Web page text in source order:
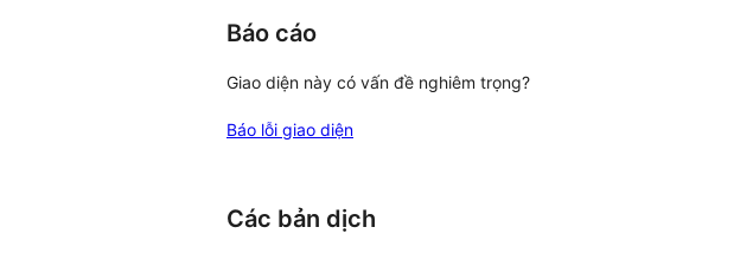
Báo cáo
Giao diện này có vấn đề nghiêm trọng?
Báo lỗi giao diện
Các bản dịch